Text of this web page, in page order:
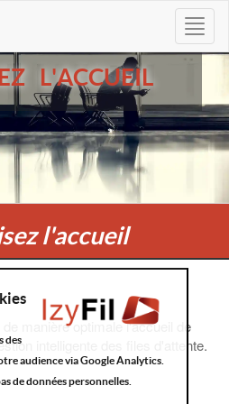
L'ACCUEIL
l'accueil
manière optimale l'accueil de
intelligente des files d'attente.
des
audience via Google Analytics.
de données personnelles.